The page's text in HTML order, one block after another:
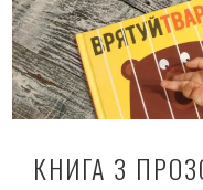
КНИГА З